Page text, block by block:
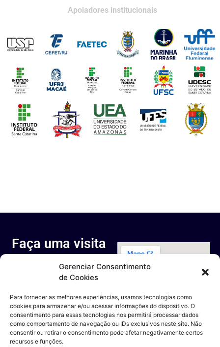
Gerenciar Consentimento
de Cookies
Para fornecer as melhores experiências, usamos tecnologias como
cookies para armazenar e/ou acessar informações do dispositivo. O
consentimento para essas tecnologias nos permitirá processar dados
como comportamento de navegação ou IDs exclusivos neste site. Não
consentir ou retirar o consentimento pode afetar negativamente certos
recursos e funções.
Apoiadores institucionais
Faça uma visita
ao nosso
espaço
Rua Octávio Cantanhede, 817-
Universidade Federal do Rio de
Janeiro, Rio de Janeiro - RJ
Entre em contato